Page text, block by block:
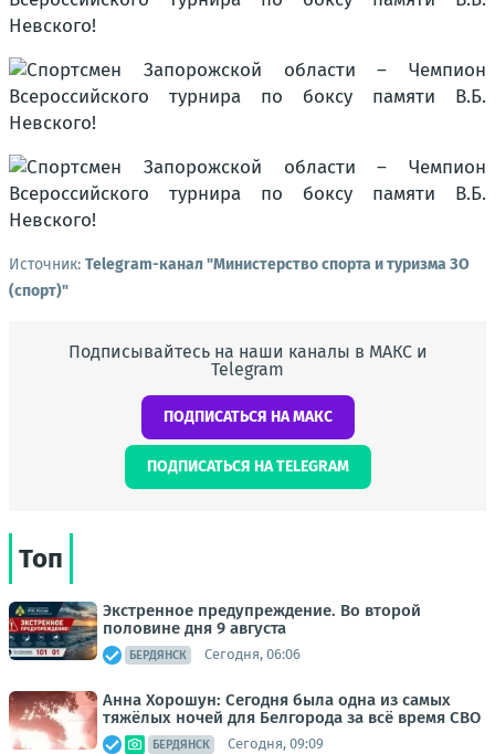
Источник: Telegram-канал "Министерство спорта и туризма ЗО
(спорт)"
Подписывайтесь на наши каналы в МАКС и
Telegram
ПОДПИСАТЬСЯ НА МАКС
ПОДПИСАТЬСЯ НА TELEGRAM
Топ
Экстренное предупреждение. Во второй
половине дня 9 августа
БЕРДЯНСК Сегодня, 06:06
Анна Хорошун: Сегодня была одна из самых
тяжёлых ночей для Белгорода за всё время СВО
БЕРДЯНСК Сегодня, 09:09